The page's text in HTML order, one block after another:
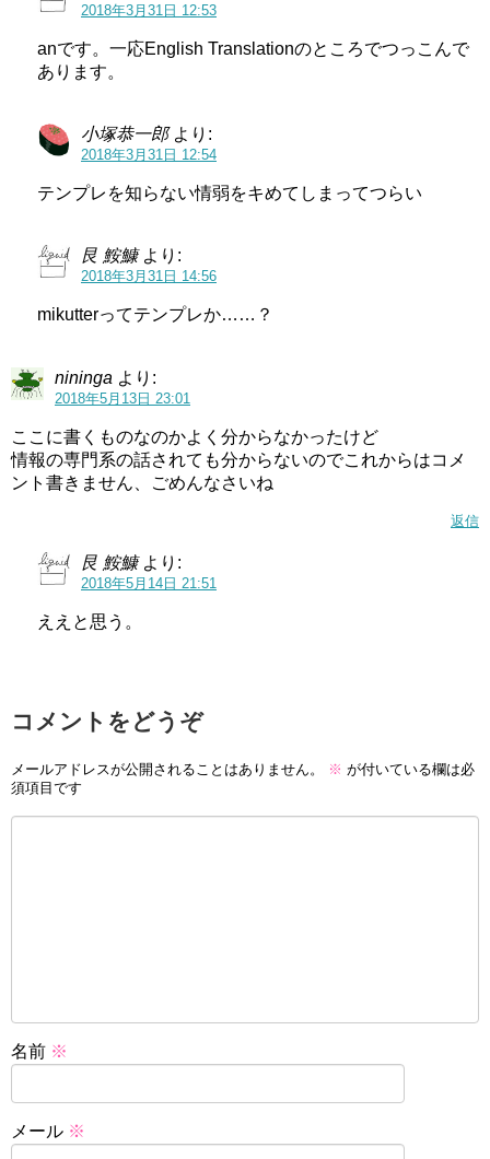
2018年3月31日 12:53
anです。一応English Translationのところでつっこんで
あります。
小塚恭一郎 より:
2018年3月31日 12:54
テンプレを知らない情弱をキめてしまってつらい
艮 鮟鱇 より:
2018年3月31日 14:56
mikutterってテンプレか……？
nininga より:
2018年5月13日 23:01
ここに書くものなのかよく分からなかったけど
情報の専門系の話されても分からないのでこれからはコメ
ント書きません、ごめんなさいね
返信
艮 鮟鱇 より:
2018年5月14日 21:51
ええと思う。
コメントをどうぞ
メールアドレスが公開されることはありません。 ※ が付いている欄は必
須項目です
名前 ※
メール ※